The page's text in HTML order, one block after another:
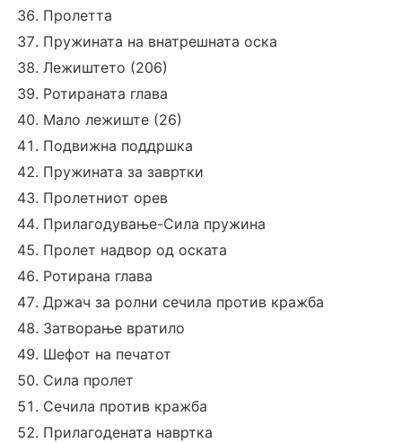
Пролетта
Пружината на внатрешната оска
Лежиштето (206)
Ротираната глава
Мало лежиште (26)
Подвижна поддршка
Пружината за завртки
Пролетниот орев
Прилагодување-Сила пружина
Пролет надвор од оската
Ротирана глава
Држач за ролни сечила против кражба
Затворање вратило
Шефот на печатот
Сила пролет
Сечила против кражба
Прилагодената навртка